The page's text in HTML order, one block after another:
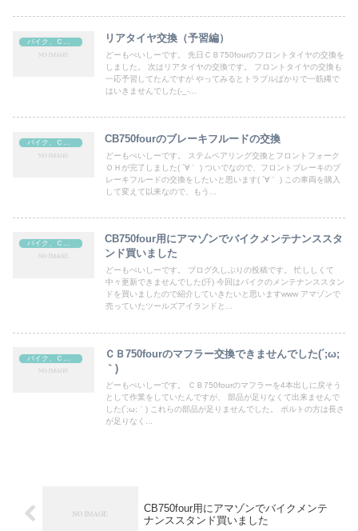
リアタイヤ交換（予習編）
どーもぺいしーです。 先日ＣＢ750fourのフロントタイヤの交換を
しました。 次はリアタイヤの交換です。 フロントタイヤの交換も
一応予習してたんですが やってみるとトラブルばかりで一筋縄で
はいきませんでした(-_-...
CB750fourのブレーキフルードの交換
どーもぺいしーです。 ステムベアリング交換とフロントフォーク
ＯＨが完了しました( ´∀｀ ) ついでなので、フロントブレーキのブ
レーキフルードの交換をしたいと思います( ´∀｀ ) この車両を購入
して変えて以来なので、もう...
CB750four用にアマゾンでバイクメンテナンススタ
ンド買いました
どーもぺいしーです。 ブログ久しぶりの投稿です。 忙ししくて
中々更新できませんでした(汗) 今回はバイクのメンテナンススタン
ドを買いましたので紹介していきたいと思いますwww アマゾンで
売っていたツールズアイランドと...
ＣＢ750fourのマフラー交換できませんでした(´;ω;
｀)
どーもぺいしーです。 ＣＢ750fourのマフラーを4本出しに戻そう
として作業をしていたんですが、 部品が足りなくて出来ませんで
した(´;ω;｀) これらの部品が足りませんでした。 ボルトの方は長さ
が足りなく...
CB750four用にアマゾンでバイクメンテ
ナンススタンド買いました